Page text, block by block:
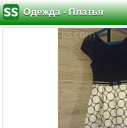
Одежда - Платья